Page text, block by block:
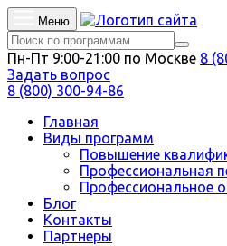
Меню
Пн-Пт 9:00-21:00 по Москве 8
Задать вопрос
8 (800) 300-94-86
Главная
Виды программ
Повышение
Профессиональная
Профессиональное
Блог
Контакты
Партнеры